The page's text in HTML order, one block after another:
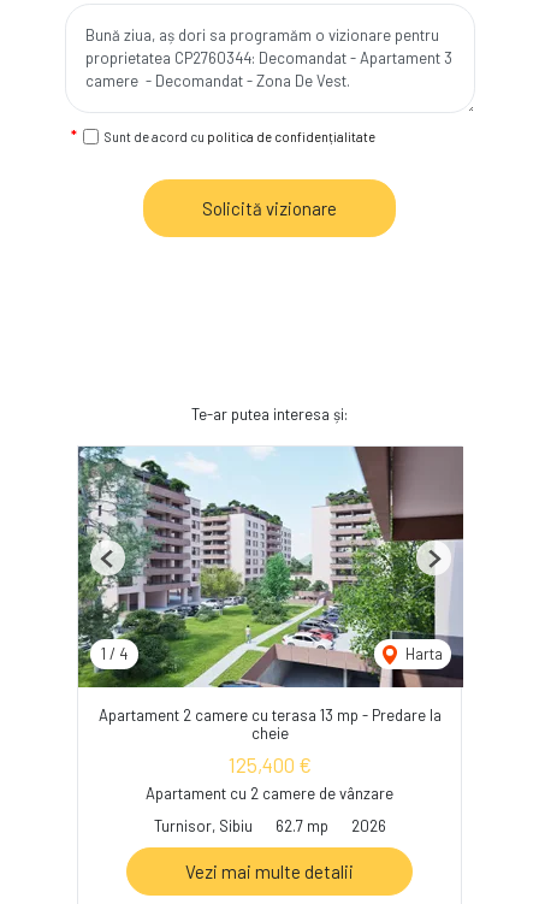
Sunt de acord cu politica de confidențialitate
Solicită vizionare
Te-ar putea interesa și:
1 / 4 Harta
Previous Next
Apartament 2 camere cu terasa 13 mp - Predare la
cheie
125,400 €
Apartament cu 2 camere de vânzare
Turnisor, Sibiu
62.7 mp 2026
Vezi mai multe detalii